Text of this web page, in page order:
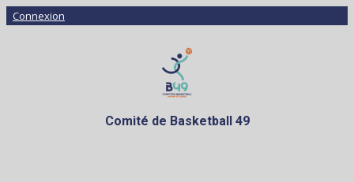
Connexion
Comité de Basketball 49